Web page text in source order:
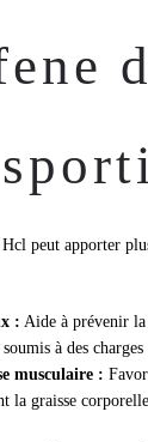
peut apporter
: Aide à prévenir la
à des
musculaire :
la graisse